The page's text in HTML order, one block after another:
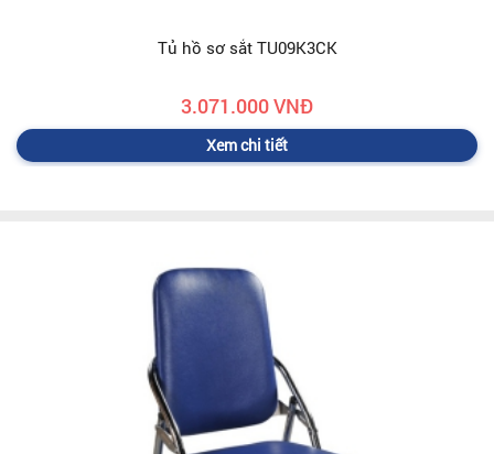
Tủ hồ sơ sắt TU09K3CK
3.071.000 VNĐ
Xem chi tiết